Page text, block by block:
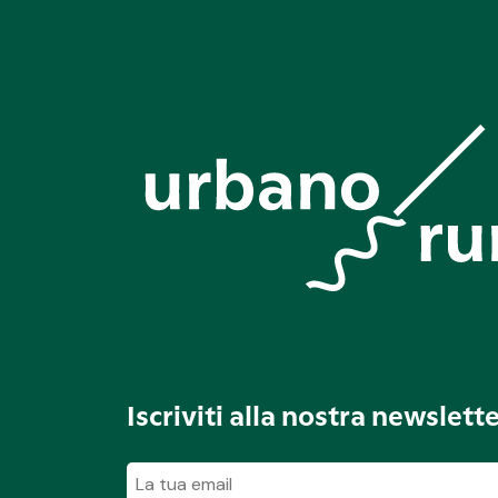
Iscriviti alla nostra